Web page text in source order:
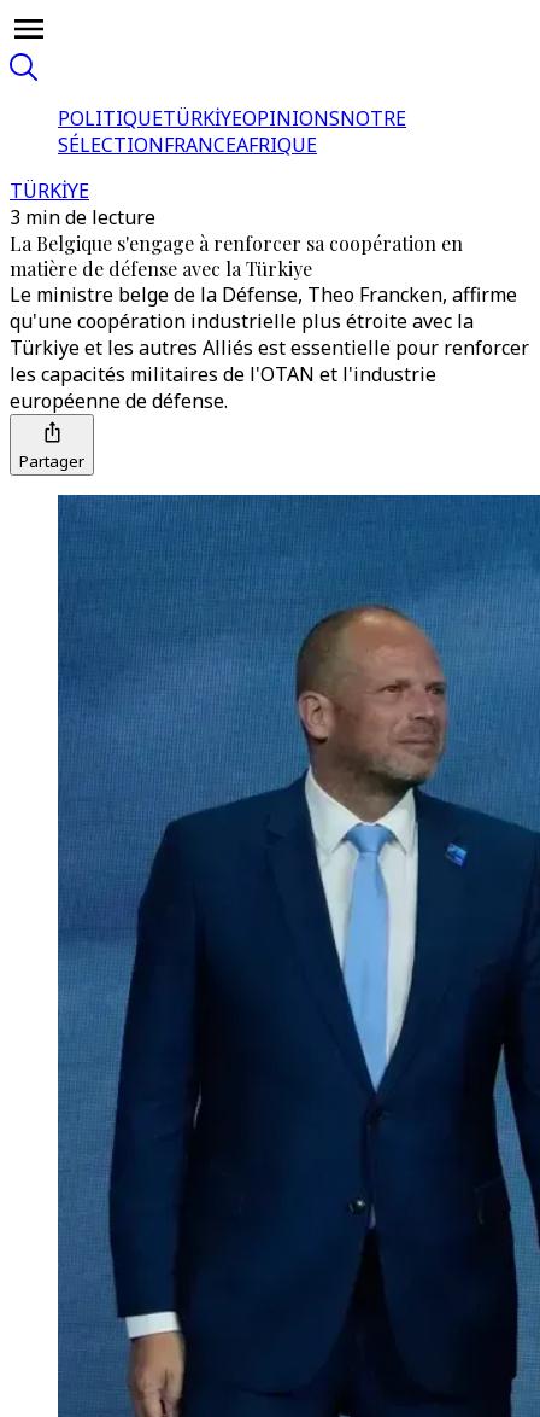
POLITIQUETÜRKİYEOPINIONSNOTRE
SÉLECTIONFRANCEAFRIQUE
TÜRKİYE
3 min de lecture
La Belgique s'engage à renforcer sa coopération en
matière de défense avec la Türkiye
Le ministre belge de la Défense, Theo Francken, affirme
qu'une coopération industrielle plus étroite avec la
Türkiye et les autres Alliés est essentielle pour renforcer
les capacités militaires de l'OTAN et l'industrie
européenne de défense.
Partager